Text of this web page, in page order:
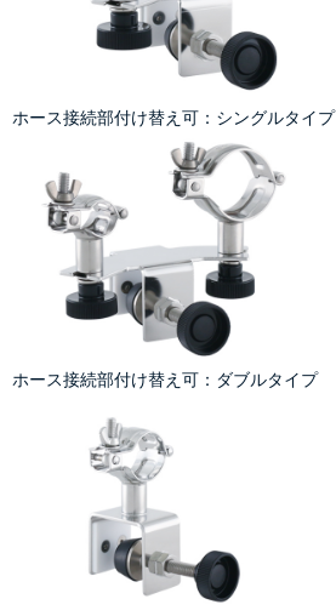
ホース接続部付け替え可：シングルタイプ
ホース接続部付け替え可：ダブルタイプ